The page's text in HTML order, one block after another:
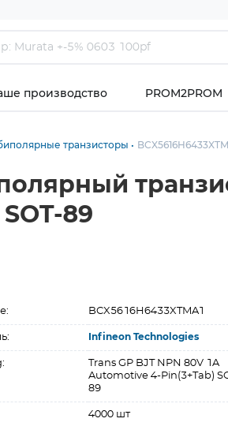
производство PROM2PROM
транзисторы
89
BCX5616H6433XTMA1
Infineon Technologies
Trans GP BJT NPN 80V 1A
Automotive 4-Pin(3+Tab)
89
4000 шт